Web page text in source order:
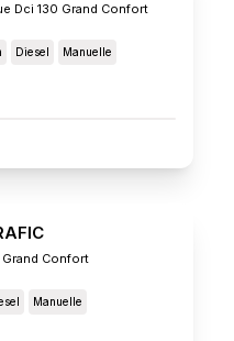
Dci 130 Grand Confort
Diesel Manuelle
Grand Confort
Manuelle